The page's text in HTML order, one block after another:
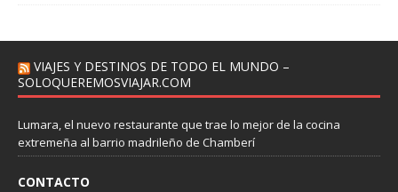
VIAJES Y DESTINOS DE TODO EL MUNDO –
SOLOQUEREMOSVIAJAR.COM
Lumara, el nuevo restaurante que trae lo mejor de la cocina
extremeña al barrio madrileño de Chamberí
CONTACTO